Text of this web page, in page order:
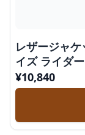
レザージャ
イズ ライダ
¥10,840